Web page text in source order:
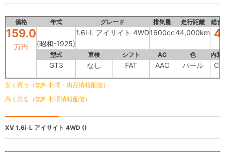
価格 年式 グレード 排気量 走行距離 総合
159.0
万円 (昭和-1925)
1.6i-L アイサイト 4WD1600cc44,000km
型式 車検 シフト AC 色 内装
GT3 なし FAT AAC パール C
安く買う（無料 相場・出品情報配信）
高く売る（無料 相場情報配信）
XV 1.6i-L アイサイト 4WD ()